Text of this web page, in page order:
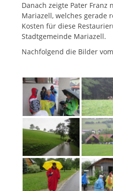
Danach zeigte Pater Franz
Mariazell, welches gerade
Kosten für diese
Stadtgemeinde Mariazell.
Nachfolgend die Bilder